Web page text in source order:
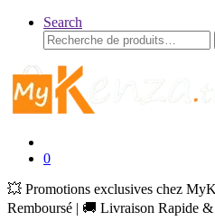
Search
Recherche
pour :
0
💥 Promotions exclusives chez
Remboursé | 🚚 Livraison Rapide